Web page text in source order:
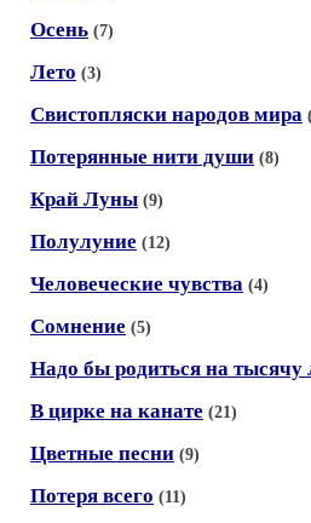
Осень (7)
Лето (3)
Свистопляски народов мира
Потерянные нити души (8)
Край Луны (9)
Полулуние (12)
Человеческие чувства (4)
Сомнение (5)
Надо бы родиться на тысячу
В цирке на канате (21)
Цветные песни (9)
Потеря всего (11)